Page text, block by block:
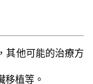
其他可能的治療方
植等。